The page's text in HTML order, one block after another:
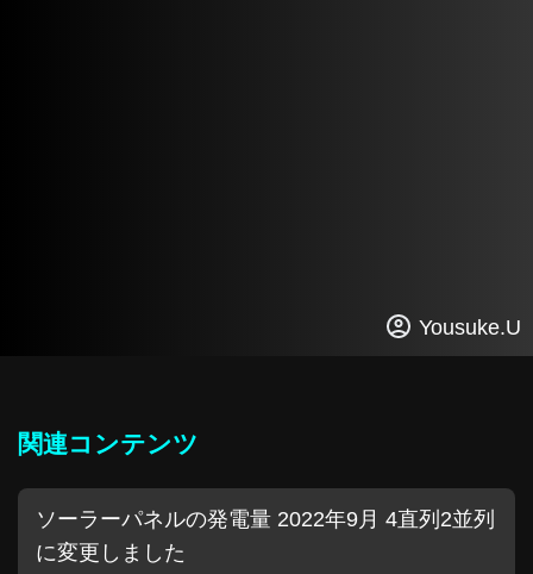
Yousuke.U
関連コンテンツ
ソーラーパネルの発電量 2022年9月 4直列2並列
に変更しました